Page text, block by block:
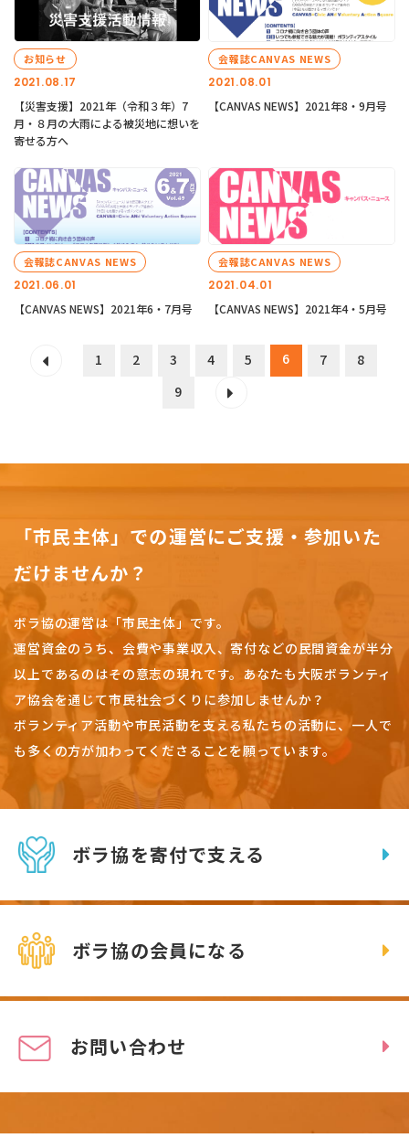
2021.08.17
お知らせ
【災害支援】2021年（令和３年）7
月・８月の大雨による被災地に想いを
寄せる方へ
2021.08.01
会報誌CANVAS NEWS
【CANVAS NEWS】2021年8・9月号
2021.06.01
会報誌CANVAS NEWS
【CANVAS NEWS】2021年6・7月号
2021.04.01
会報誌CANVAS NEWS
【CANVAS NEWS】2021年4・5月号
1 2 3 4 5 6 7
8
9
「市民主体」での運営にご支援・参加いた
だけませんか？
ボラ協の運営は「市民主体」です。
運営資金のうち、会費や事業収入、寄付などの民間資金が半分
以上であるのはその意志の現れです。 あなたも大阪ボランティ
ア協会を通じて市民社会づくりに参加しませんか？
ボランティア活動や市民活動を支える私たちの活動に、一人で
も多くの方が加わってくださることを願っています。
ボラ協を寄付で支える
ボラ協の会員になる
お問い合わせ